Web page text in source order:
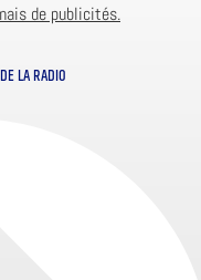
de publicités.
LA RADIO